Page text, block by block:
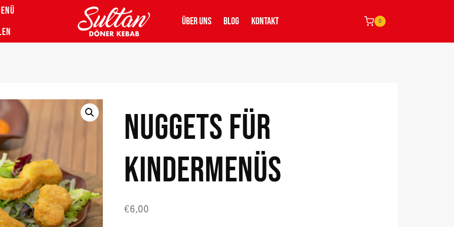
ÜBER UNS BLOG KONTAKT 0
NUGGETS FÜR
KINDERMENÜS
€6,00